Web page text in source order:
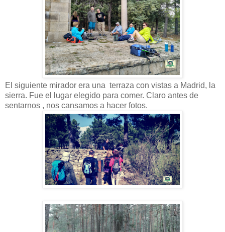
El siguiente mirador era una terraza con vistas a Madrid, la
sierra. Fue el lugar elegido para comer. Claro antes de
sentarnos , nos cansamos a hacer fotos.